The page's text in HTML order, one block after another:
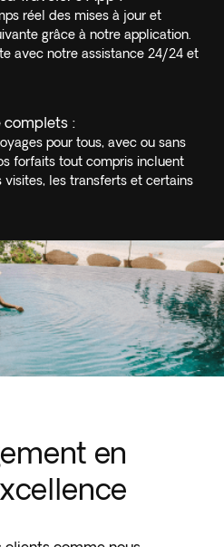
réel des mises à jour et
grâce à notre application.
avec notre assistance 24/24 et
complets :
pour tous, avec ou sans
forfaits tout compris incluent
visites, les transferts et certains
en